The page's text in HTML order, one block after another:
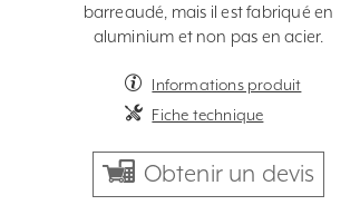
barreaudé, mais il est fabriqué en
aluminium et non pas en acier.
Informations produit
Fiche technique
Obtenir un devis